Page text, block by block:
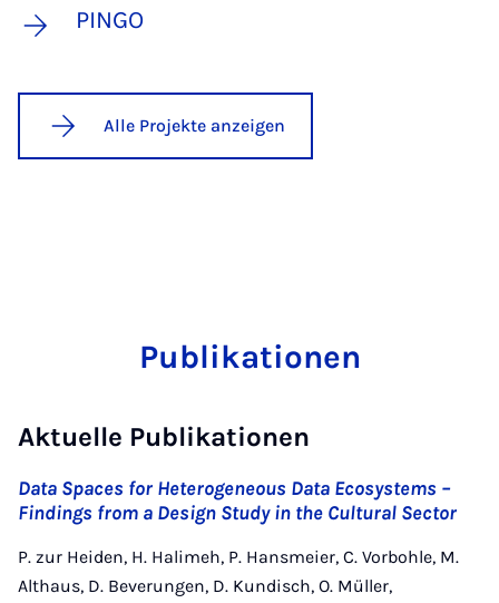
PINGO
Alle Projekte anzeigen
Publikationen
Aktuelle Publikationen
Data Spaces for Heterogeneous Data Ecosystems –
Findings from a Design Study in the Cultural Sector
P. zur Heiden, H. Halimeh, P. Hansmeier, C. Vorbohle, M.
Althaus, D. Beverungen, D. Kundisch, O. Müller,